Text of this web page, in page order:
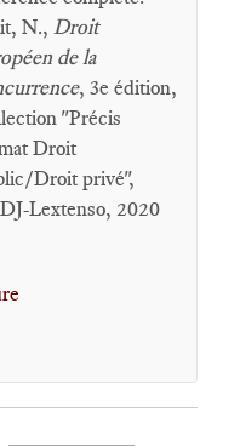
N., Droit
de la
, 3e édition,
"Précis
Droit
Droit privé",
Lextenso, 2020